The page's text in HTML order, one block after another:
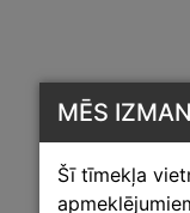
MĒS
Šī tīmekļa